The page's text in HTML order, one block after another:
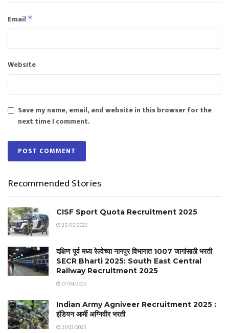
Email *
Website
Save my name, email, and website in this browser for the
next time I comment.
Recommended Stories
CISF Sport Quota Recruitment 2025
25/05/2025
दक्षिण पूर्व मध्य रेल्वेच्या नागपुर विभागात 1007 जागांसाठी भरती
SECR Bharti 2025: South East Central
Railway Recruitment 2025
07/04/2025
Indian Army Agniveer Recruitment 2025 :
इंडियन आर्मी अग्निवीर भरती
21/03/2025